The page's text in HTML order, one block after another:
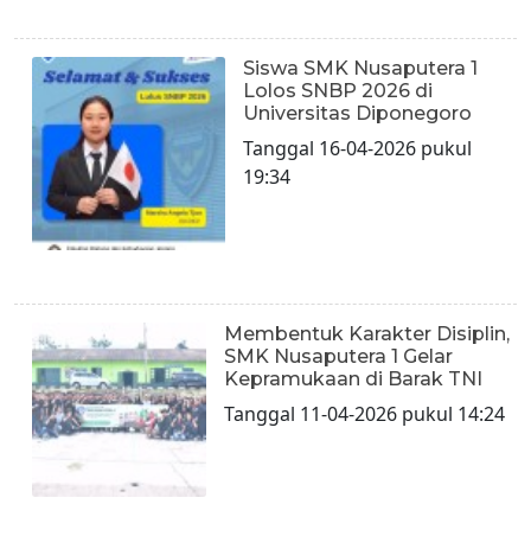
Siswa SMK Nusaputera 1
Lolos SNBP 2026 di
Universitas Diponegoro
Tanggal 16-04-2026 pukul
19:34
Membentuk Karakter Disiplin,
SMK Nusaputera 1 Gelar
Kepramukaan di Barak TNI
Tanggal 11-04-2026 pukul 14:24